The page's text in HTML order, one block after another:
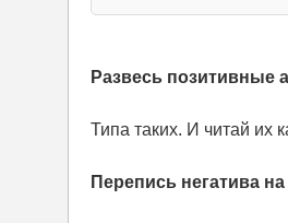
Развесь позитивные
Типа таких. И читай их
Перепись негатива